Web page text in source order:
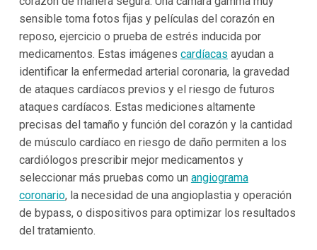
sensible toma fotos fijas y películas del corazón en
reposo, ejercicio o prueba de estrés inducida por
medicamentos. Estas imágenes cardíacas ayudan a
identificar la enfermedad arterial coronaria, la gravedad
de ataques cardíacos previos y el riesgo de futuros
ataques cardíacos. Estas mediciones altamente
precisas del tamaño y función del corazón y la cantidad
de músculo cardíaco en riesgo de daño permiten a los
cardiólogos prescribir mejor medicamentos y
seleccionar más pruebas como un angiograma
coronario, la necesidad de una angioplastia y operación
de bypass, o dispositivos para optimizar los resultados
del tratamiento.